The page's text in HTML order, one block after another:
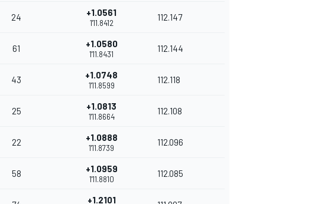
24 +1.0561
1'11.8412
112.147
61 +1.0580
1'11.8431
112.144
43 +1.0748
1'11.8599
112.118
25 +1.0813
1'11.8664
112.108
22 +1.0888
1'11.8739
112.096
58 +1.0959
1'11.8810
112.085
+1.2101